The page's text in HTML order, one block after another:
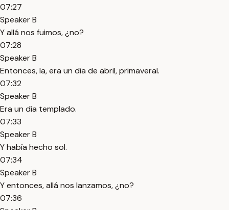
07:27
Speaker B
Y allá nos fuimos, ¿no?
07:28
Speaker B
Entonces, la, era un día de abril, primaveral.
07:32
Speaker B
Era un día templado.
07:33
Speaker B
Y había hecho sol.
07:34
Speaker B
Y entonces, allá nos lanzamos, ¿no?
07:36